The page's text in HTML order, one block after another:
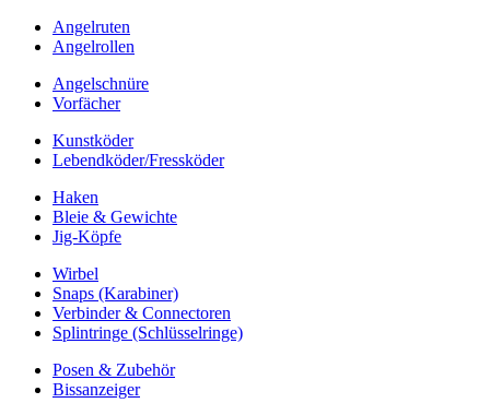
Angelruten
Angelrollen
Angelschnüre
Vorfächer
Kunstköder
Lebendköder/Fressköder
Haken
Bleie & Gewichte
Jig-Köpfe
Wirbel
Snaps (Karabiner)
Verbinder & Connectoren
Splintringe (Schlüsselringe)
Posen & Zubehör
Bissanzeiger